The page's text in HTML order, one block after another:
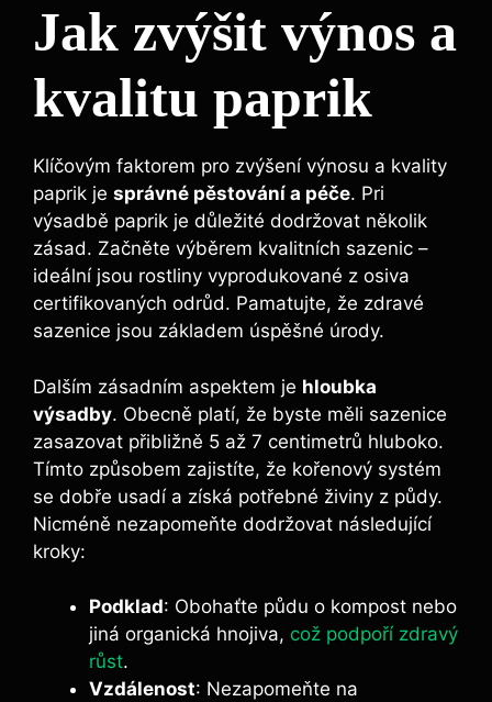
Jak zvýšit ⁣výnos a
kvalitu paprik
Klíčovým faktorem pro zvýšení ​výnosu a kvality
paprik ​je správné pěstování a péče. Pri
výsadbě paprik je důležité dodržovat několik‌
zásad. ⁤Začněte výběrem kvalitních sazenic –‌
ideální⁤ jsou rostliny vyprodukované ⁣z osiva
certifikovaných odrůd. Pamatujte, že zdravé
sazenice jsou ⁤základem ‍úspěšné ​úrody.
Dalším zásadním aspektem je hloubka
výsadby. Obecně‍ platí, že byste měli sazenice
zasazovat přibližně 5 až ​7 centimetrů hluboko.
Tímto způsobem zajistíte, že kořenový systém
se dobře usadí a⁢ získá ⁣potřebné ⁢živiny⁤ z půdy.
Nicméně nezapomeňte dodržovat ‌následující⁢
kroky:
Podklad: Obohaťte‍ půdu o kompost nebo
jiná organická hnojiva, což podpoří ⁤zdravý
růst.
Vzdálenost: Nezapomeňte na